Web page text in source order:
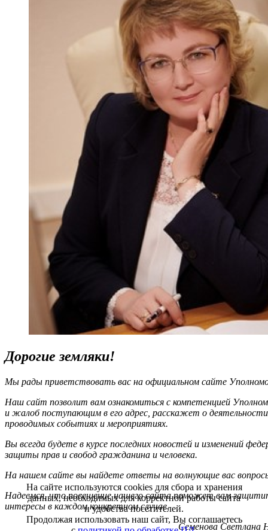
Дорогие земляки!
Мы рады приветствовать вас на официальном сайте
Наш сайт позволит вам ознакомиться с компетенцией
и жалоб поступающим в его адрес, расскажет о
проводимых событиях и мероприятиях.
Вы всегда будете в курсе последних новостей и изменений
защиты прав и свобод гражданина и человека.
На нашем сайте вы найдете ответы на волнующие вас
Надеемся, что посещение нашего сайта поможет вам
интересы в каждом конкретном случае.
Семенова Светлана
На сайте используются cookies для сбора и хранения
данных, необходимых для корректной работы сайта
и удобства посетителей.
Продолжая использовать наш сайт, Вы соглашаетесь